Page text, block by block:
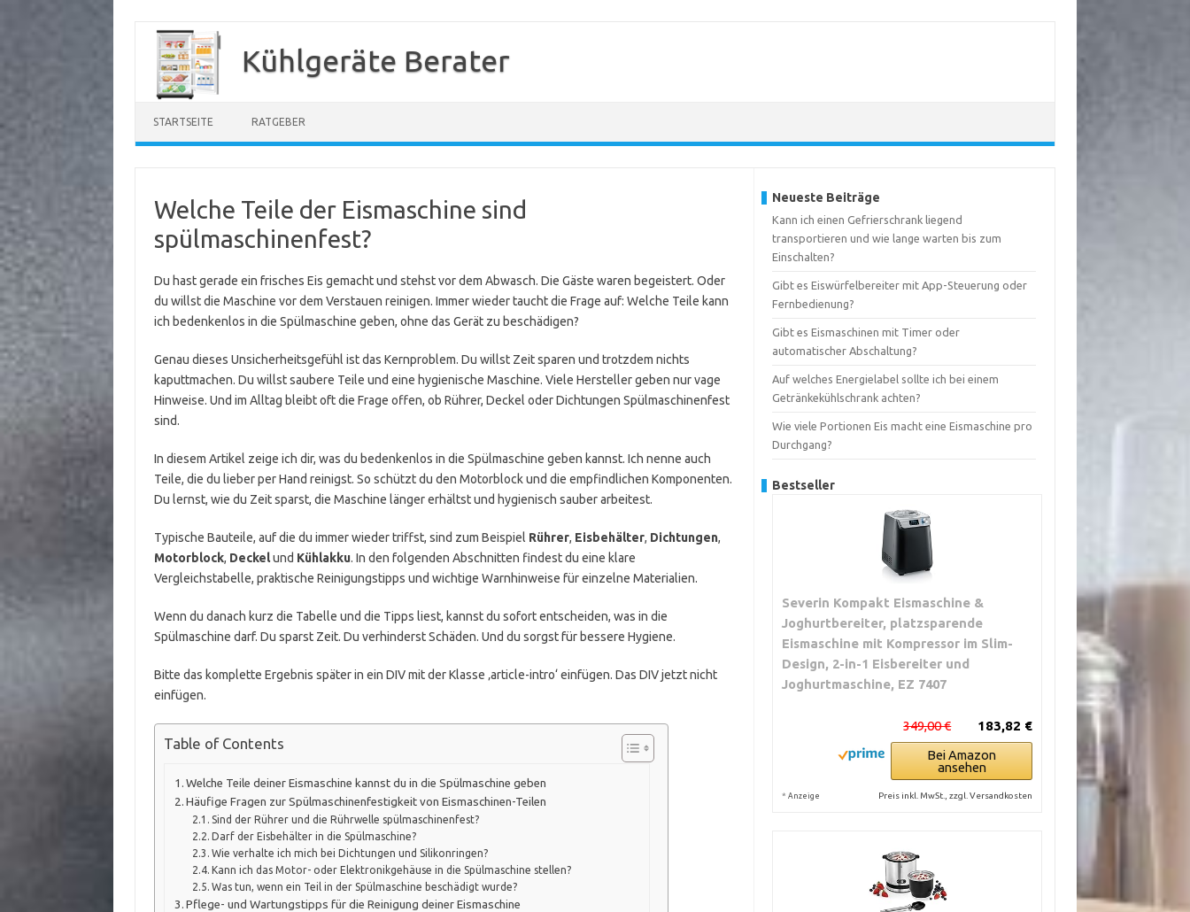
Inhalt
springen
Kühlgeräte Berater
STARTSEITE RATGEBER
Welche Teile der Eismaschine sind
spülmaschinenfest?
Du hast gerade ein frisches Eis gemacht und stehst vor dem Abwasch. Die Gäste waren begeistert. Oder
du willst die Maschine vor dem Verstauen reinigen. Immer wieder taucht die Frage auf: Welche Teile kann
ich bedenkenlos in die Spülmaschine geben, ohne das Gerät zu beschädigen?
Genau dieses Unsicherheitsgefühl ist das Kernproblem. Du willst Zeit sparen und trotzdem nichts
kaputtmachen. Du willst saubere Teile und eine hygienische Maschine. Viele Hersteller geben nur vage
Hinweise. Und im Alltag bleibt oft die Frage offen, ob Rührer, Deckel oder Dichtungen Spülmaschinenfest
sind.
In diesem Artikel zeige ich dir, was du bedenkenlos in die Spülmaschine geben kannst. Ich nenne auch
Teile, die du lieber per Hand reinigst. So schützt du den Motorblock und die empfindlichen Komponenten.
Du lernst, wie du Zeit sparst, die Maschine länger erhältst und hygienisch sauber arbeitest.
Typische Bauteile, auf die du immer wieder triffst, sind zum Beispiel Rührer, Eisbehälter, Dichtungen,
Motorblock, Deckelund Kühlakku. In den folgenden Abschnitten findest du eine klare
Vergleichstabelle, praktische Reinigungstipps und wichtige Warnhinweise für einzelne Materialien.
Wenn du danach kurz die Tabelle und die Tipps liest, kannst du sofort entscheiden, was in die
Spülmaschine darf. Du sparst Zeit. Du verhinderst Schäden. Und du sorgst für bessere Hygiene.
Bitte das komplette Ergebnis später in ein DIV mit der Klasse ‚article-intro‘ einfügen. Das DIV jetzt nicht
einfügen.
Table of Contents
Welche Teile deiner Eismaschine kannst du in die Spülmaschine geben
Häufige Fragen zur Spülmaschinenfestigkeit von Eismaschinen-Teilen
Sind der Rührer und die Rührwelle spülmaschinenfest?
Darf der Eisbehälter in die Spülmaschine?
Wie verhalte ich mich bei Dichtungen und Silikonringen?
Kann ich das Motor- oder Elektronikgehäuse in die Spülmaschine stellen?
Was tun, wenn ein Teil in der Spülmaschine beschädigt wurde?
Pflege- und Wartungstipps für die Reinigung deiner Eismaschine
Neueste Beiträge
Kann ich einen Gefrierschrank liegend
transportieren und wie lange warten bis zum
Einschalten?
Gibt es Eiswürfelbereiter mit App-Steuerung oder
Fernbedienung?
Gibt es Eismaschinen mit Timer oder
automatischer Abschaltung?
Auf welches Energielabel sollte ich bei einem
Getränkekühlschrank achten?
Wie viele Portionen Eis macht eine Eismaschine pro
Durchgang?
Bestseller
Severin Kompakt Eismaschine &
Joghurtbereiter, platzsparende
Eismaschine mit Kompressor im Slim-
Design, 2-in-1 Eisbereiter und
Joghurtmaschine, EZ 7407
183,82 €
349,00 €
Bei Amazon
ansehen
* Anzeige Preis inkl. MwSt., zzgl. Versandkosten